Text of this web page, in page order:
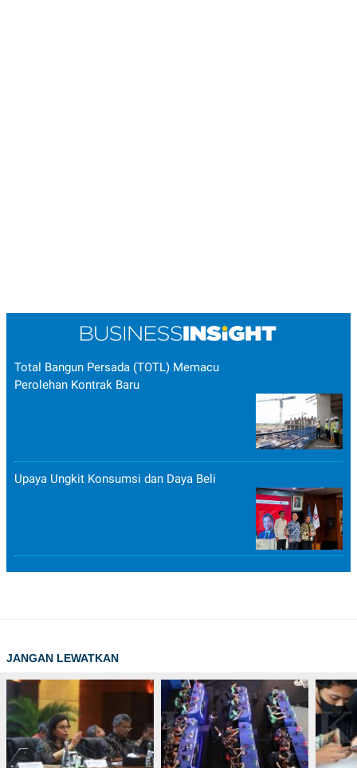
Total Bangun Persada (TOTL) Memacu
Perolehan Kontrak Baru
Upaya Ungkit Konsumsi dan Daya Beli
JANGAN LEWATKAN